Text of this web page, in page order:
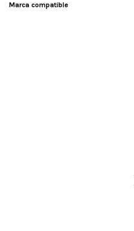
Marca compatible